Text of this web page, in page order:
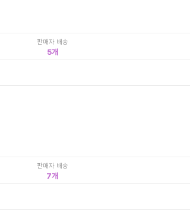
판매자 배송
5
판매자 배송
7